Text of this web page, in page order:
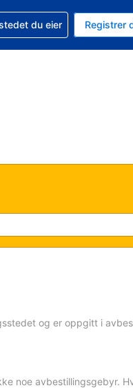
språk
din du eier Registrer
og er oppgitt i
noe avbestillingsgebyr.